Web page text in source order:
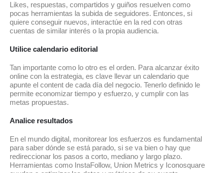
Likes, respuestas, compartidos y guiños resuelven como
pocas herramientas la subida de seguidores. Entonces, si
quiere conseguir nuevos, interactúe en la red con otras
cuentas de similar interés o la propia audiencia.
Utilice calendario editorial
Tan importante como lo otro es el orden. Para alcanzar éxito
online con la estrategia, es clave llevar un calendario que
apunte el content de cada día del negocio. Tenerlo definido le
permite economizar tiempo y esfuerzo, y cumplir con las
metas propuestas.
Analice resultados
En el mundo digital, monitorear los esfuerzos es fundamental
para saber dónde se está parado, si se va bien o hay que
redireccionar los pasos a corto, mediano y largo plazo.
Herramientas como InstaFollow, Union Metrics y Iconosquare